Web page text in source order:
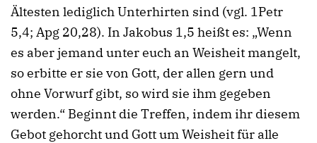
Ältesten lediglich Unterhirten sind (vgl. 1Petr
5,4; Apg 20,28). In Jakobus 1,5 heißt es: „Wenn
es aber jemand unter euch an Weisheit mangelt,
so erbitte er sie von Gott, der allen gern und
ohne Vorwurf gibt, so wird sie ihm gegeben
werden.“ Beginnt die Treffen, indem ihr diesem
Gebot gehorcht und Gott um Weisheit für alle